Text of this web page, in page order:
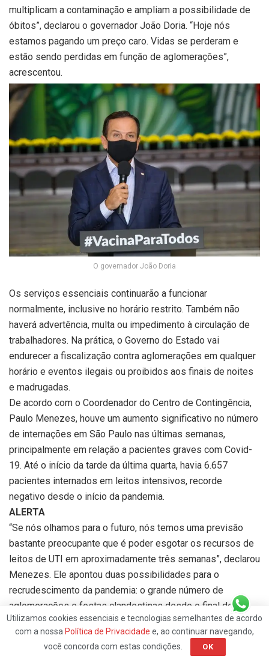
multiplicam a contaminação e ampliam a possibilidade de
óbitos”, declarou o governador João Doria. “Hoje nós
estamos pagando um preço caro. Vidas se perderam e
estão sendo perdidas em função de aglomerações”,
acrescentou.
O governador João Doria
Os serviços essenciais continuarão a funcionar
normalmente, inclusive no horário restrito. Também não
haverá advertência, multa ou impedimento à circulação de
trabalhadores. Na prática, o Governo do Estado vai
endurecer a fiscalização contra aglomerações em qualquer
horário e eventos ilegais ou proibidos aos finais de noites
e madrugadas.
De acordo com o Coordenador do Centro de Contingência,
Paulo Menezes, houve um aumento significativo no número
de internações em São Paulo nas últimas semanas,
principalmente em relação a pacientes graves com Covid-
19. Até o início da tarde da última quarta, havia 6.657
pacientes internados em leitos intensivos, recorde
negativo desde o início da pandemia.
ALERTA
“Se nós olhamos para o futuro, nós temos uma previsão
bastante preocupante que é poder esgotar os recursos de
leitos de UTI em aproximadamente três semanas”, declarou
Menezes. Ele apontou duas possibilidades para o
recrudescimento da pandemia: o grande número de
aglomerações e festas clandestinas desde o final de
dezembro e a circulação de novas variantes do
Coronavírus.
O Secretário de Saúde do Estado de São Paulo, Jean
Utilizamos cookies essenciais e tecnologias semelhantes de acordo
com a nossa Política de Privacidade e, ao continuar navegando,
você concorda com estas condições.
OK